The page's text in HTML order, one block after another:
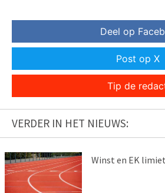
Deel op
Post op X
Tip de
VERDER IN HET NIEUWS:
Winst en EK